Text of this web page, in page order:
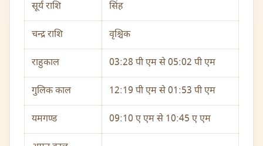
सूर्य राशि सिंह
चन्द्र राशि वृश्चिक
राहुकाल 03:28 पी एम से 05:02 पी एम
गुलिक काल 12:19 पी एम से 01:53 पी एम
यमगण्ड 09:10 ए एम से 10:45 ए एम